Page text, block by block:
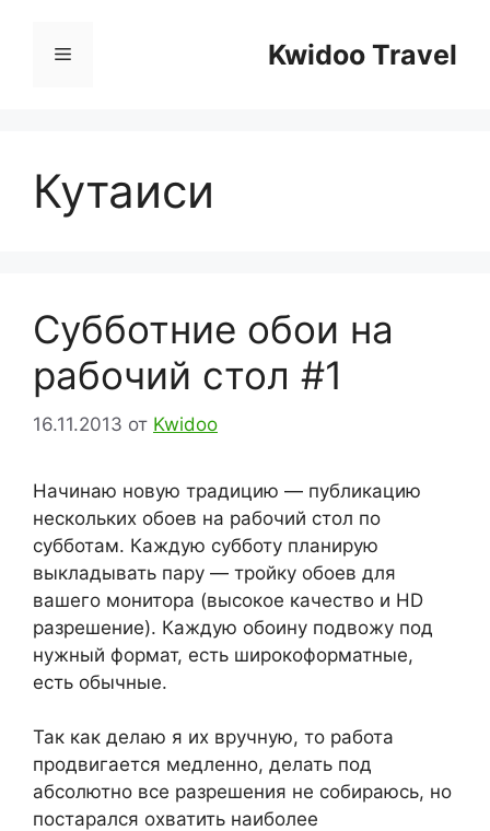
содержимому
Kwidoo Travel
Меню
Кутаиси
Субботние обои на
рабочий стол #1
16.11.2013 от Kwidoo
Начинаю новую традицию — публикацию
нескольких обоев на рабочий стол по
субботам. Каждую субботу планирую
выкладывать пару — тройку обоев для
вашего монитора (высокое качество и HD
разрешение). Каждую обоину подвожу под
нужный формат, есть широкоформатные,
есть обычные.
Так как делаю я их вручную, то работа
продвигается медленно, делать под
абсолютно все разрешения не собираюсь, но
постарался охватить наиболее